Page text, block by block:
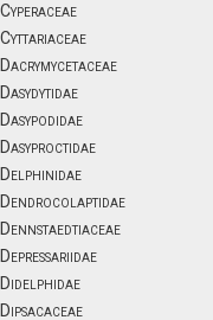
Cyperaceae
Cyttariaceae
Dacrymycetaceae
Dasydytidae
Dasypodidae
Dasyproctidae
Delphinidae
Dendrocolaptidae
Dennstaedtiaceae
Depressariidae
Didelphidae
Dipsacaceae